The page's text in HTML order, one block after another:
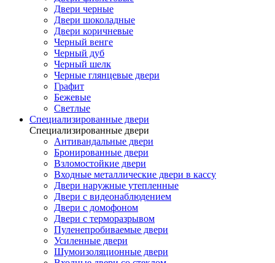
Двери черные
Двери шоколадные
Двери коричневые
Черный венге
Черный дуб
Черный шелк
Черные глянцевые двери
Графит
Бежевые
Светлые
Специализированные двери
Специализированные двери
Антивандальные двери
Бронированные двери
Взломостойкие двери
Входные металлические двери в кассу
Двери наружные утепленные
Двери с видеонаблюдением
Двери с домофоном
Двери с терморазрывом
Пуленепробиваемые двери
Усиленные двери
Шумоизоляционные двери